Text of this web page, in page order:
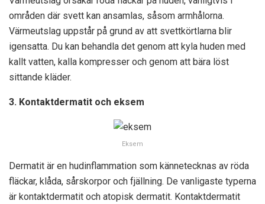
områden där svett kan ansamlas, såsom armhålorna.
Värmeutslag uppstår på grund av att svettkörtlarna blir
igensatta. Du kan behandla det genom att kyla huden med
kallt vatten, kalla kompresser och genom att bära löst
sittande kläder.
3. Kontaktdermatit och eksem
Eksem
Dermatit är en hudinflammation som kännetecknas av röda
fläckar, klåda, sårskorpor och fjällning. De vanligaste typerna
är kontaktdermatit och atopisk dermatit. Kontaktdermatit